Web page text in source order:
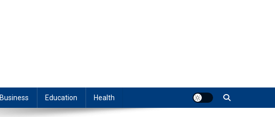
Business Education Health